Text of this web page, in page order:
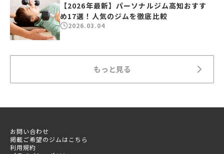
【2026年最新】パーソナルジム高知おすす
め17選！人気のジムを徹底比較
2026.03.04
もっと見る
お問い合わせ
掲載ご希望のジムはこちら
利用規約